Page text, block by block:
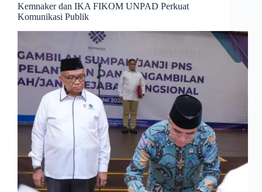
Kemnaker dan IKA FIKOM UNPAD Perkuat
Komunikasi Publik